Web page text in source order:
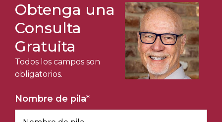
Obtenga una
Consulta
Gratuita
Todos los campos son
obligatorios.
Nombre de pila*